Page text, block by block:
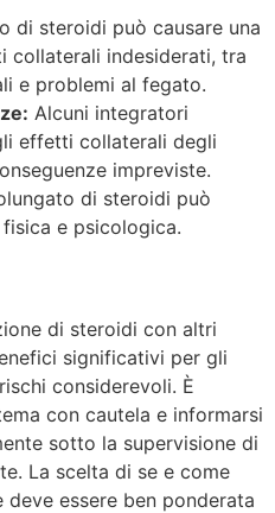
di steroidi può causare una
collaterali indesiderati, tra
e problemi al fegato.
Alcuni integratori
effetti collaterali degli
impreviste.
di steroidi può
e psicologica.
di steroidi con altri
significativi per gli
considerevoli. È
con cautela e informarsi
sotto la supervisione di
La scelta di se e come
essere ben ponderata